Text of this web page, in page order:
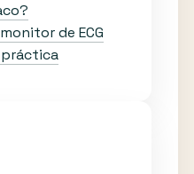
de ECG
práctica